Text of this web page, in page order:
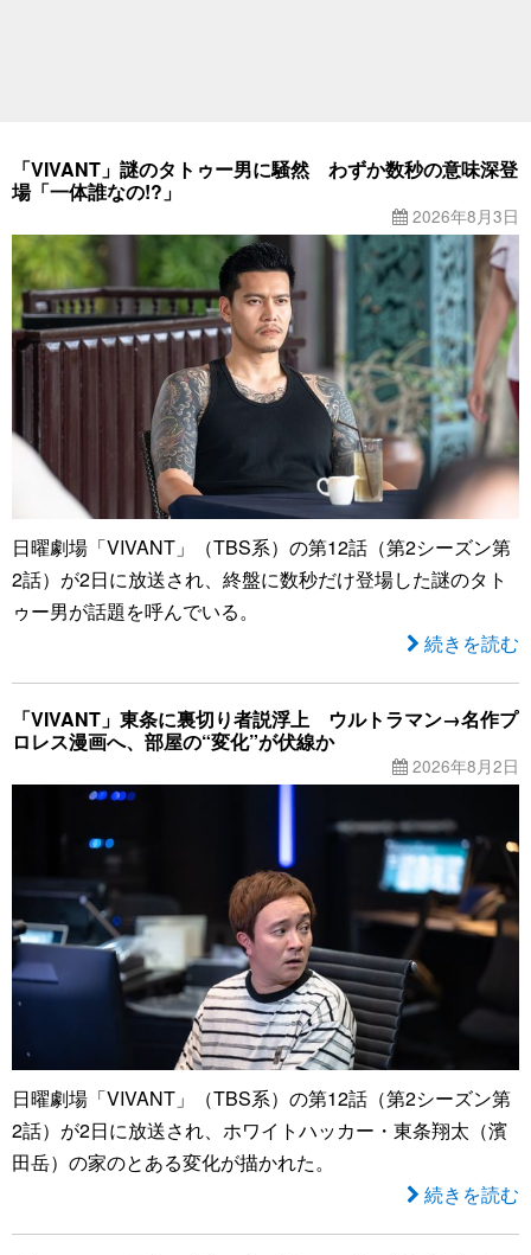
「VIVANT」謎のタトゥー男に騒然 わずか数秒の意味深登
場「一体誰なの!?」
2026年8月3日
日曜劇場「VIVANT」（TBS系）の第12話（第2シーズン第
2話）が2日に放送され、終盤に数秒だけ登場した謎のタト
ゥー男が話題を呼んでいる。
続きを読む
「VIVANT」東条に裏切り者説浮上 ウルトラマン→名作プ
ロレス漫画へ、部屋の“変化”が伏線か
2026年8月2日
日曜劇場「VIVANT」（TBS系）の第12話（第2シーズン第
2話）が2日に放送され、ホワイトハッカー・東条翔太（濱
田岳）の家のとある変化が描かれた。
続きを読む